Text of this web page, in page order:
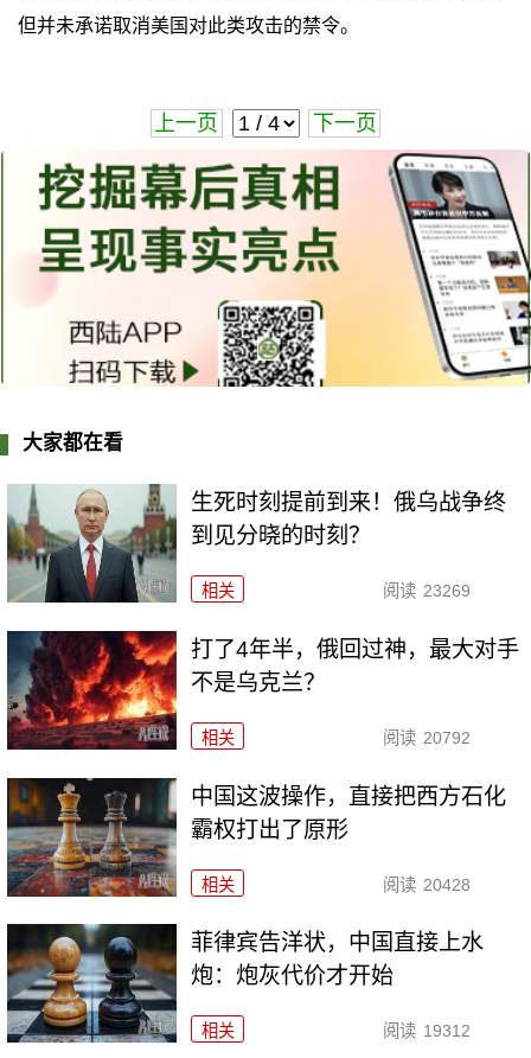
但并未承诺取消美国对此类攻击的禁令。
上一页 下一页
大家都在看
生死时刻提前到来！俄乌战争终
到见分晓的时刻？
相关 阅读 23269
打了4年半，俄回过神，最大对手
不是乌克兰？
相关 阅读 20792
中国这波操作，直接把西方石化
霸权打出了原形
相关 阅读 20428
菲律宾告洋状，中国直接上水
炮：炮灰代价才开始
相关 阅读 19312